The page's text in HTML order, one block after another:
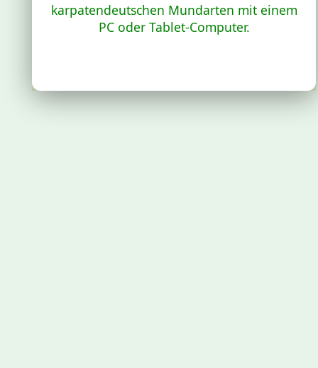
karpatendeutschen Mundarten mit einem
PC oder Tablet-Computer.